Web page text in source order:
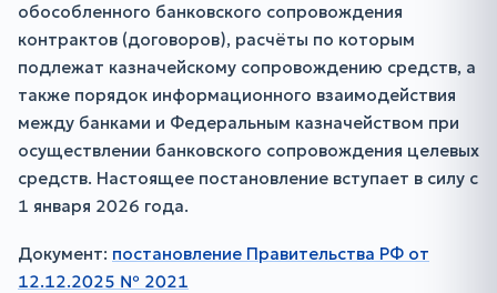
обособленного банковского сопровождения
контрактов (договоров), расчёты по которым
подлежат казначейскому сопровождению средств, а
также порядок информационного взаимодействия
между банками и Федеральным казначейством при
осуществлении банковского сопровождения целевых
средств. Настоящее постановление вступает в силу с
1 января 2026 года.
Документ: постановление Правительства РФ от
12.12.2025 № 2021